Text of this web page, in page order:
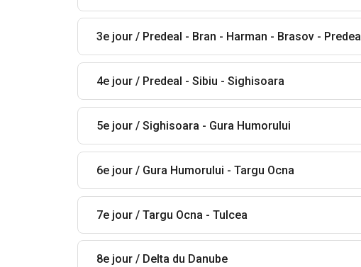
3e jour / Predeal - Bran - Harman - Brasov - Predeal
4e jour / Predeal - Sibiu - Sighisoara
5e jour / Sighisoara - Gura Humorului
6e jour / Gura Humorului - Targu Ocna
7e jour / Targu Ocna - Tulcea
8e jour / Delta du Danube